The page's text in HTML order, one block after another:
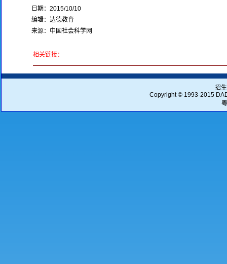
日期：2015/10/10
编辑：达德教育
来源：中国社会科学网
相关链接：
招
Copyright © 1993-2015
粤